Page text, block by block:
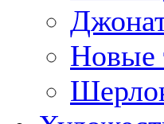
Новые